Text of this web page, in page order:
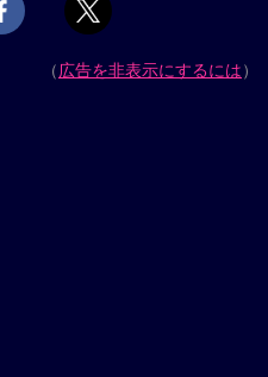
（広告を非表示にするには）